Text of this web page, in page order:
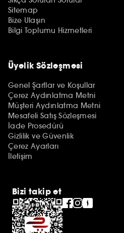
Sitemap
Bize Ulaşın
Bilgi Toplumu Hizmetleri
Üyelik Sözleşmesi
Genel Şartlar ve Koşullar
Çerez Aydınlatma Metni
Müşteri Aydınlatma Metni
Mesafeli Satış Sözleşmesi
İade Prosedürü
Gizlilik ve Güvenlik
Çerez Ayarları
İletişim
Bizi takip et